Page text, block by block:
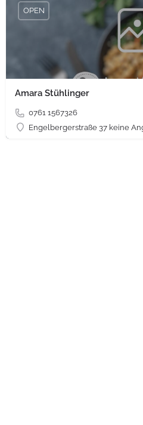
Amara Stühlinger
0761 1567326
Engelbergerstraße 37 keine
OPEN